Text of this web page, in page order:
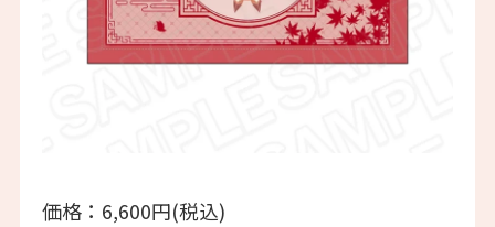
価格：6,600円(税込)